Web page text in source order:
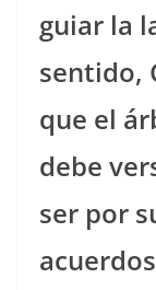
guiar la
sentido,
que el
debe
ser por